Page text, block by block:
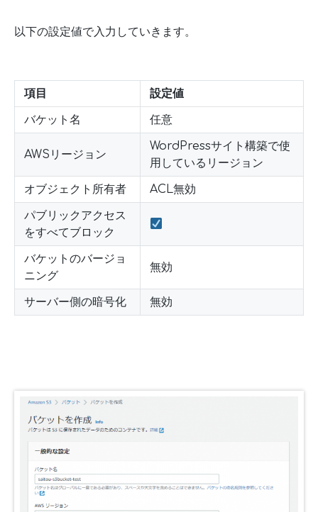
以下の設定値で入力していきます。
項目 設定値
バケット名 任意
AWSリージョン
WordPressサイト構築で使
用しているリージョン
オブジェクト所有者 ACL無効
パブリックアクセス
をすべてブロック
バケットのバージョ
ニング
無効
サーバー側の暗号化 無効